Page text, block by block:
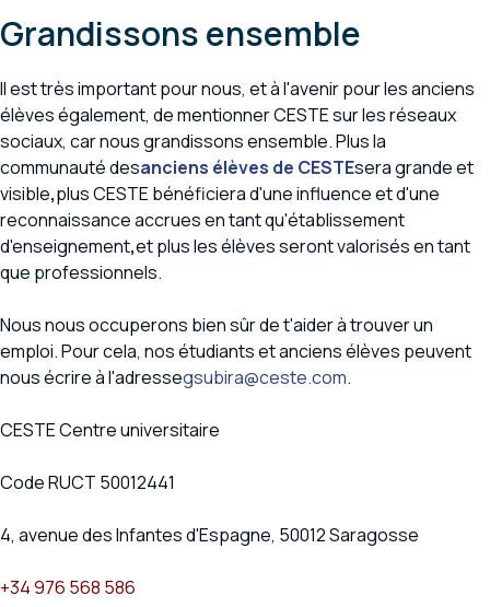
Grandissons ensemble
Il est très important pour nous, et à l'avenir pour les anciens
élèves également, de mentionner CESTE sur les réseaux
sociaux, car nous grandissons ensemble. Plus la
communauté desanciens élèves de CESTEsera grande et
visible,plus CESTE bénéficiera d'une influence et d'une
reconnaissance accrues en tant qu'établissement
d'enseignement,et plus les élèves seront valorisés en tant
que professionnels.
Nous nous occuperons bien sûr de t'aider à trouver un
emploi. Pour cela, nos étudiants et anciens élèves peuvent
nous écrire à l'adressegsubira@ceste.com.
CESTE Centre universitaire
Code RUCT 50012441
4, avenue des Infantes d'Espagne, 50012 Saragosse
+34 976 568 586